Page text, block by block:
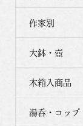
作家別
大鉢・壺
木箱入商品
湯呑・コップ